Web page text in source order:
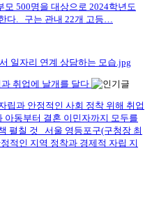
모 500명을 대상으로 2024학년도
다. 구는 관내 22개 고등…
취업에 날개를 달다
립과 안정적인 사회 정착 위해 취업
아동부터 결혼 이민자까지 모두를
펼칠 것 서울 영등포구(구청장 최
적인 지역 정착과 경제적 자립 지